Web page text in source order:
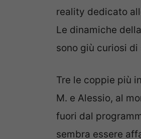
reality dedicato
Le dinamiche
sono giù curiosi
Tre le coppie più
M. e Alessio, al
fuori dal
sembra essere